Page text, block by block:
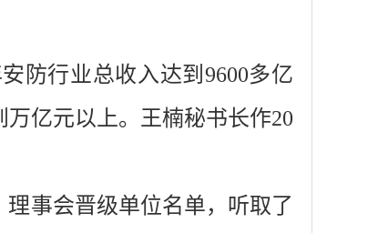
防行业总收入达到9600多亿
万亿元以上。王楠秘书长作20
事会晋级单位名单，听取了